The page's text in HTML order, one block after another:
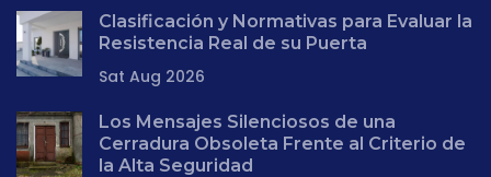
Clasificación y Normativas para Evaluar la
Resistencia Real de su Puerta
Sat Aug 2026
Los Mensajes Silenciosos de una
Cerradura Obsoleta Frente al Criterio de
la Alta Seguridad